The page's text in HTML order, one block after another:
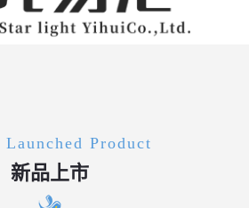
Product
新品上市